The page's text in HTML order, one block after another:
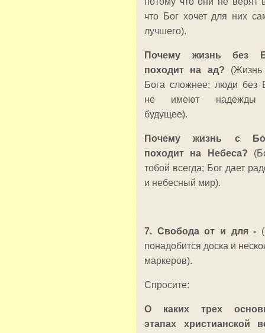
что Бог хочет для них
лучшего).
Почему жизнь без
походит на ад? (Жизнь
Бога сложнее; люди без
не имеют надежды
будущее).
Почему жизнь с
походит на Небеса?
тобой всегда; Бог дает
и небесный мир).
7. Свобода от и для -
понадобится доска и
маркеров).
Спросите:
О каких трех
этапах христианской